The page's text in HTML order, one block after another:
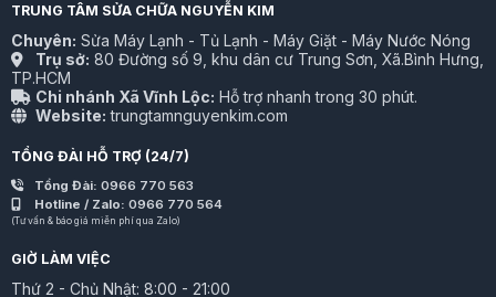
TRUNG TÂM SỬA CHỮA NGUYỄN KIM
Chuyên: Sửa Máy Lạnh - Tủ Lạnh - Máy Giặt - Máy Nước Nóng
Trụ sở: 80 Đường số 9, khu dân cư Trung Sơn, Xã.Bình Hưng,
TP.HCM
Chi nhánh Xã Vĩnh Lộc: Hỗ trợ nhanh trong 30 phút.
Website: trungtamnguyenkim.com
TỔNG ĐÀI HỖ TRỢ (24/7)
Tổng Đài: 0966 770 563
Hotline / Zalo: 0966 770 564
(Tư vấn & báo giá miễn phí qua Zalo)
GIỜ LÀM VIỆC
Thứ 2 - Chủ Nhật: 8:00 - 21:00